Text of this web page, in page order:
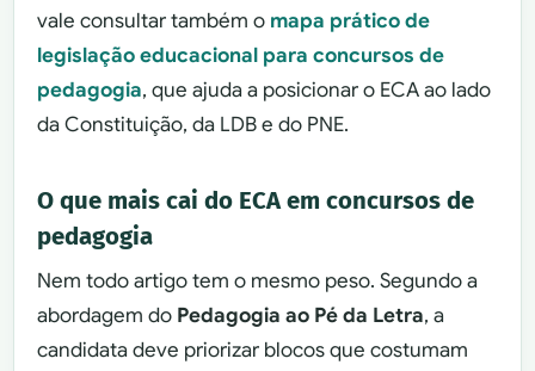
vale consultar também o mapa prático de
legislação educacional para concursos de
pedagogia, que ajuda a posicionar o ECA ao lado
da Constituição, da LDB e do PNE.
O que mais cai do ECA em concursos de
pedagogia
Nem todo artigo tem o mesmo peso. Segundo a
abordagem do Pedagogia ao Pé da Letra, a
candidata deve priorizar blocos que costumam